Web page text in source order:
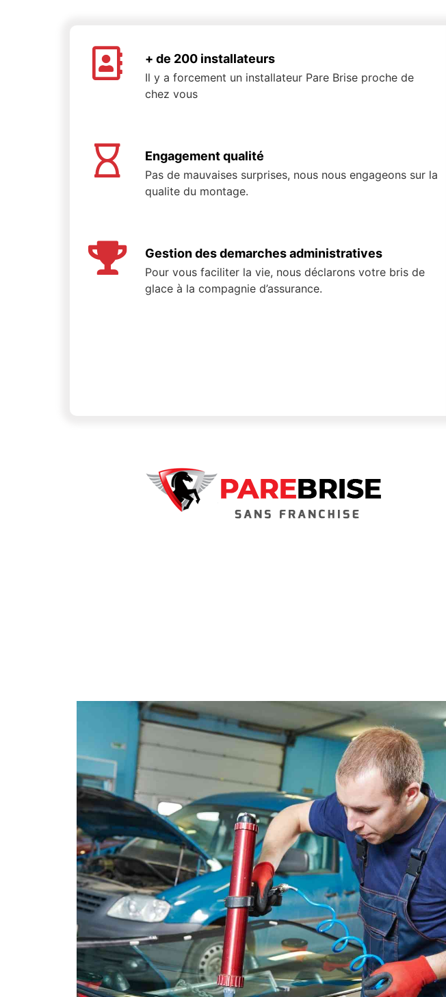
+ de 200 installateurs
Il y a forcement un installateur Pare Brise proche de
chez vous
Engagement qualité
Pas de mauvaises surprises, nous nous engageons sur la
qualite du montage.
Gestion des demarches administratives
Pour vous faciliter la vie, nous déclarons votre bris de
glace à la compagnie d’assurance.